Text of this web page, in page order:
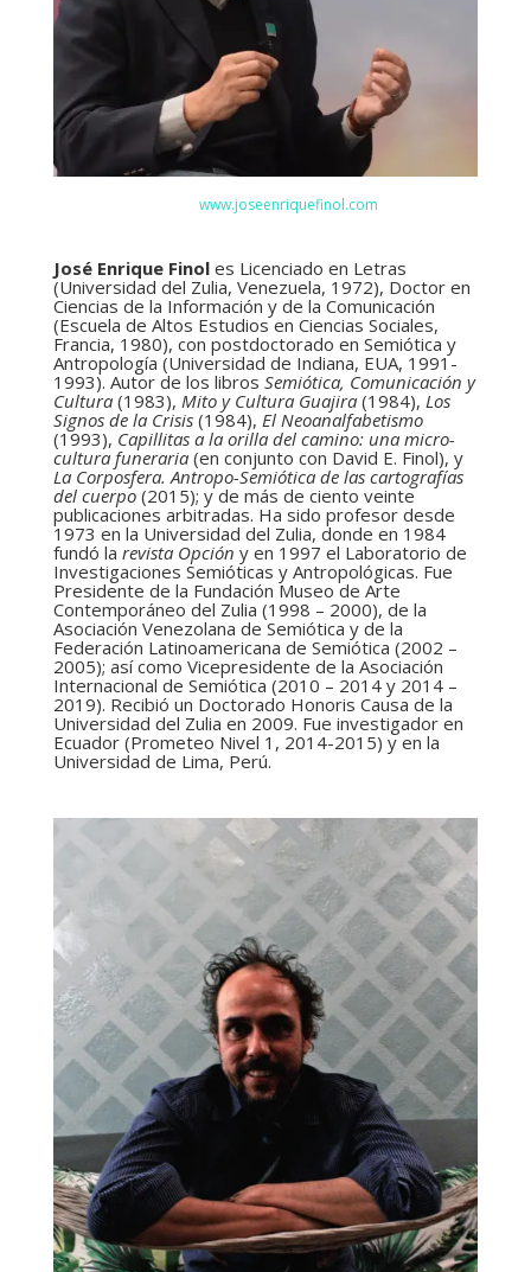
www.joseenriquefinol.com
José Enrique Finol es Licenciado en Letras
(Universidad del Zulia, Venezuela, 1972), Doctor en
Ciencias de la Información y de la Comunicación
(Escuela de Altos Estudios en Ciencias Sociales,
Francia, 1980), con postdoctorado en Semiótica y
Antropología (Universidad de Indiana, EUA, 1991-
1993). Autor de los libros Semiótica, Comunicación y
Cultura(1983), Mito y Cultura Guajira(1984), Los
Signos de la Crisis(1984), El Neoanalfabetismo
(1993), Capillitas a la orilla del camino: una micro-
cultura funeraria(en conjunto con David E. Finol), y
La Corposfera. Antropo-Semiótica de las cartografías
del cuerpo(2015); y de más de ciento veinte
publicaciones arbitradas. Ha sido profesor desde
1973 en la Universidad del Zulia, donde en 1984
fundó la revista Opción y en 1997 el Laboratorio de
Investigaciones Semióticas y Antropológicas. Fue
Presidente de la Fundación Museo de Arte
Contemporáneo del Zulia (1998 – 2000), de la
Asociación Venezolana de Semiótica y de la
Federación Latinoamericana de Semiótica (2002 –
2005); así como Vicepresidente de la Asociación
Internacional de Semiótica (2010 – 2014 y 2014 –
2019). Recibió un Doctorado Honoris Causa de la
Universidad del Zulia en 2009. Fue investigador en
Ecuador (Prometeo Nivel 1, 2014-2015) y en la
Universidad de Lima, Perú.